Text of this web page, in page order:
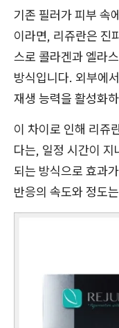
기존 필러가 피부 속
이라면, 리쥬란은 진
스로 콜라겐과 엘라
방식입니다. 외부에
재생 능력을 활성화
이 차이로 인해 리쥬
다는, 일정 시간이 지
되는 방식으로 효과
반응의 속도와 정도